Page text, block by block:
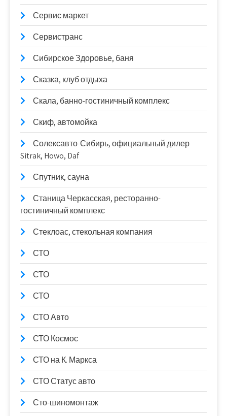
Сервис маркет
Сервистранс
Сибирское Здоровье, баня
Сказка, клуб отдыха
Скала, банно-гостиничный комплекс
Скиф, автомойка
Солексавто-Сибирь, официальный дилер
Sitrak, Howo, Daf
Спутник, сауна
Станица Черкасская, ресторанно-
гостиничный комплекс
Стеклоас, стекольная компания
СТО
СТО
СТО
СТО Авто
СТО Космос
СТО на К. Маркса
СТО Статус авто
Сто-шиномонтаж